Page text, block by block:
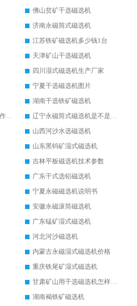
佛山贫矿干选磁选机
济南永磁筒式磁选机
江苏铁矿磁选机多少钱1台
天津矿山干选磁选机
四川湿式磁选机生产厂家
宁夏干选磁选机图片
湖南干选铁矿磁选机
黑龙江永磁筒磁选机的工作原理
辽宁永磁筒式磁选机是不是强磁
山西河沙水选磁选机
山东黑钨矿湿式磁选机
吉林平板磁选机技术参数
广东干式选铝磁选机
宁夏永磁磁选机说明书
安徽永磁滚筒磁选机
广东锰矿湿式磁选机
河北河沙磁选机
内蒙古永磁湿式磁选机价格
重庆铁尾矿湿式磁选机
甘肃矿山用干选磁选机怎样调磁
湖南褐铁矿磁选机